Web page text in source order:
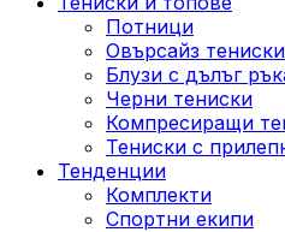
Потници
Овърсайз тениски
Блузи с дълъг
Черни тениски
Компресиращи
Тениски с
Тенденции
Комплекти
Спортни екипи